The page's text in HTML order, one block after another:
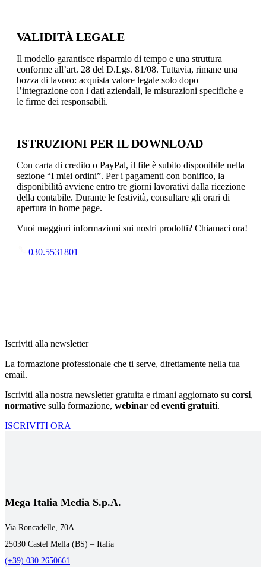
VALIDITÀ LEGALE
Il modello garantisce risparmio di tempo e una struttura
conforme all’art. 28 del D.Lgs. 81/08. Tuttavia, rimane una
bozza di lavoro: acquista valore legale solo dopo
l’integrazione con i dati aziendali, le misurazioni specifiche e
le firme dei responsabili.
ISTRUZIONI PER IL DOWNLOAD
Con carta di credito o PayPal, il file è subito disponibile nella
sezione “I miei ordini”. Per i pagamenti con bonifico, la
disponibilità avviene entro tre giorni lavorativi dalla ricezione
della contabile. Durante le festività, consultare gli orari di
apertura in home page.
Vuoi maggiori informazioni sui nostri prodotti? Chiamaci ora!
030.5531801
Iscriviti alla newsletter
La formazione professionale che ti serve, direttamente nella tua
email.
Iscriviti alla nostra newsletter gratuita e rimani aggiornato su corsi,
normative sulla formazione, webinar ed eventi gratuiti.
ISCRIVITI ORA
Mega Italia Media S.p.A.
Via Roncadelle, 70A
25030 Castel Mella (BS) – Italia
(+39) 030.2650661